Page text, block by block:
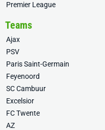
Premier League
Teams
Ajax
PSV
Paris Saint-Germain
Feyenoord
SC Cambuur
Excelsior
FC Twente
AZ